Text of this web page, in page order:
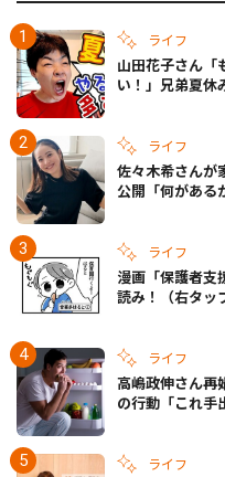
ライフ
山田花子さん「
い！」兄弟夏休
ライフ
佐々木希さんが
公開「何がある
ライフ
漫画「保護者支
読み！（右タッ
ライフ
高嶋政伸さん再
の行動「これ手
ライフ